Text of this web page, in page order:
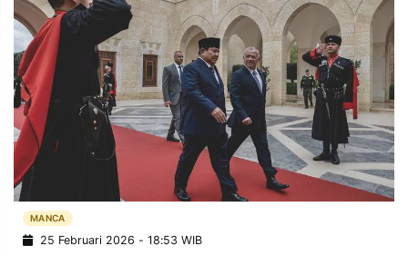
DAERAH NASIONAL
MANCA SPORT
INFORMASI
PRIVACY
POLICY
BERITA
WARGA
INFORMASI
IKLAN
KIRIM
PENGADUAN TERM
MANCA
25 Februari 2026 - 18:53 WIB